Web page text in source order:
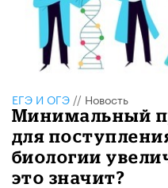
ЕГЭ И ОГЭ // Новость
Минимальный
для
биологии
это значит?